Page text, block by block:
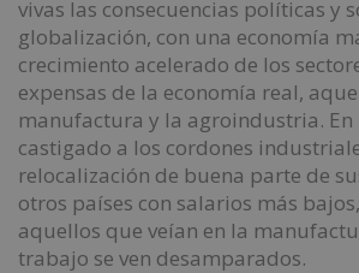
vivas las consecuencias políticas y
globalización, con una economía
crecimiento acelerado de los
expensas de la economía real,
manufactura y la agroindustria. En
castigado a los cordones
relocalización de buena parte de
otros países con salarios más
aquellos que veían en la
trabajo se ven desamparados.